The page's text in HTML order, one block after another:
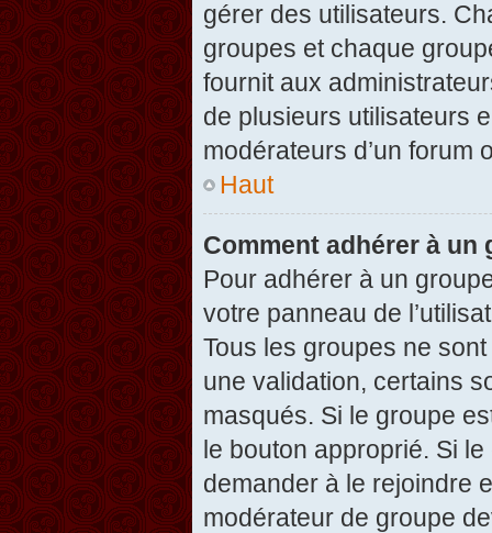
gérer des utilisateurs.
groupes et chaque
fournit aux
de plusieurs utilisateurs
modérateurs d’un forum
Haut
Comment adhérer à un
Pour adhérer à un
votre panneau de
Tous les groupes ne
une validation, certains
masqués. Si le groupe
le bouton approprié. Si
demander à le rejoindre
modérateur de groupe